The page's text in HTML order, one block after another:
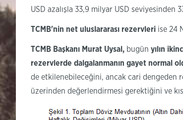
USD azalışla 33,9 milyar USD seviyesinden
TCMB'nin net uluslararası rezervleri ise 24
TCMB Başkanı Murat Uysal, bugün yılın
rezervlerde dalgalanmanın gayet normal
de etkilenebileceğini, ancak cari dengeden
üzerinden değerlendirmesi gerektiğini ve